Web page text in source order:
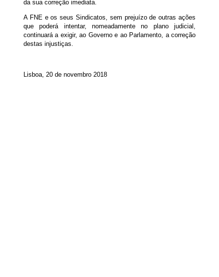
da sua correção imediata.
A FNE e os seus Sindicatos, sem prejuízo de outras ações
que poderá intentar, nomeadamente no plano judicial,
continuará a exigir, ao Governo e ao Parlamento, a correção
destas injustiças.
Lisboa, 20 de novembro 2018